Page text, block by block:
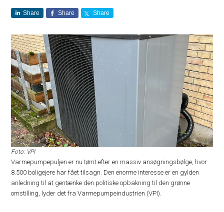
Share Share Share
Foto: VPI
Varmepumpepuljen er nu tømt efter en massiv ansøgningsbølge, hvor
8.500 boligejere har fået tilsagn. Den enorme interesse er en gylden
anledning til at gentænke den politiske opbakning til den grønne
omstilling, lyder det fra Varmepumpeindustrien (VPI).